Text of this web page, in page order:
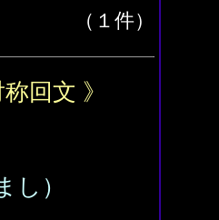
（１件）
回文 》
し）